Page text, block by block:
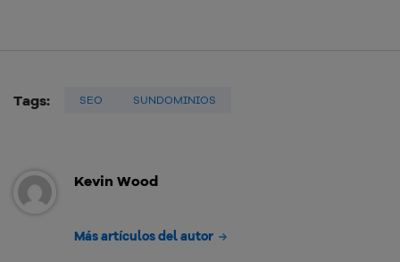
Tags: SEO SUNDOMINIOS
Kevin Wood
Más artículos del autor